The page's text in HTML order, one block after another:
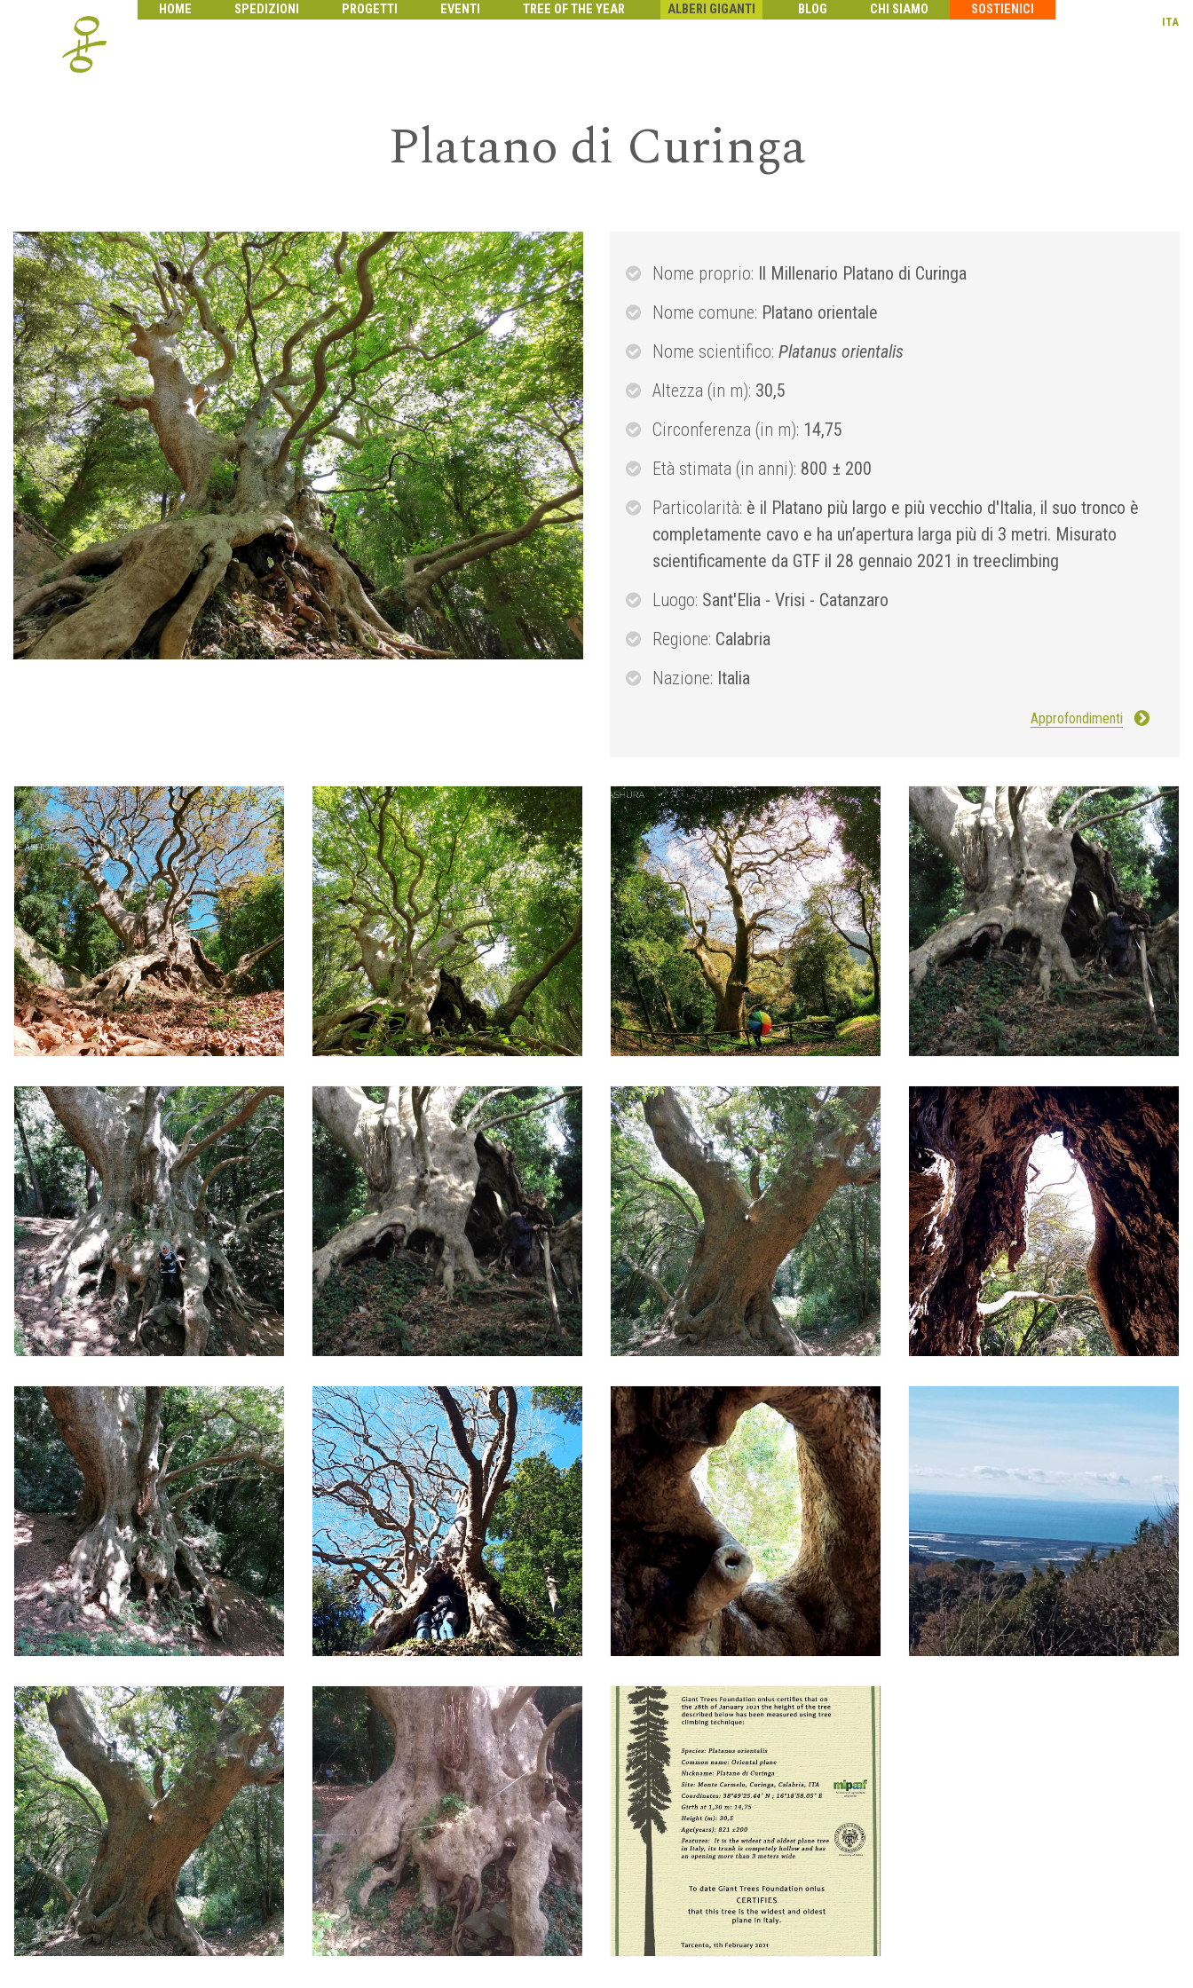
ITA
HOME SPEDIZIONI PROGETTI EVENTI TREE OF THE YEAR ALBERI GIGANTI BLOG CHI SIAMO SOSTIENICI
Platano di Curinga
Nome proprio: Il Millenario Platano di Curinga
Nome comune: Platano orientale
Nome scientifico: Platanus orientalis
Altezza (in m): 30,5
Circonferenza (in m): 14,75
Età stimata (in anni): 800 ± 200
Particolarità: è il Platano più largo e più vecchio d'Italia, il suo tronco è
completamente cavo e ha un’apertura larga più di 3 metri. Misurato
scientificamente da GTF il 28 gennaio 2021 in treeclimbing
Luogo: Sant'Elia - Vrisi - Catanzaro
Regione: Calabria
Nazione: Italia
Approfondimenti